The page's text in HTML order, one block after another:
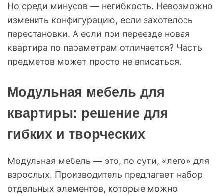
Но среди минусов — негибкость. Невозможно
изменить конфигурацию, если захотелось
перестановки. А если при переезде новая
квартира по параметрам отличается? Часть
предметов может просто не вписаться.
Модульная мебель для
квартиры: решение для
гибких и творческих
Модульная мебель — это, по сути, «лего» для
взрослых. Производитель предлагает набор
отдельных элементов, которые можно